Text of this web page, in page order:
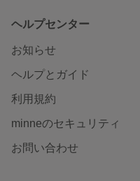
ヘルプセンター
お知らせ
ヘルプとガイド
利用規約
minneのセキュリティ
お問い合わせ